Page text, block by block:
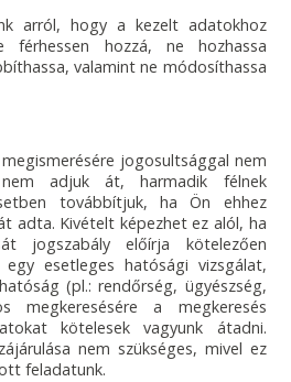
arról, hogy a kezelt adatokhoz
férhessen hozzá, ne hozhassa
valamint ne módosíthassa
jogosultsággal nem
nem adjuk át, harmadik félnek
továbbítjuk, ha Ön ehhez
adta. Kivételt képezhet ez alól, ha
jogszabály előírja kötelezően
esetleges hatósági vizsgálat,
(pl.: rendőrség, ügyészség,
megkeresésére a megkeresés
kötelesek vagyunk átadni.
nem szükséges, mivel ez
feladatunk.